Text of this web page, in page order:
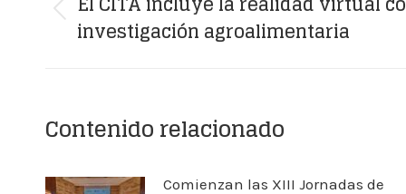
publicaciones
anterior:
investigación agroalimentaria
Contenido relacionado
Comienzan las XIII Jornadas de